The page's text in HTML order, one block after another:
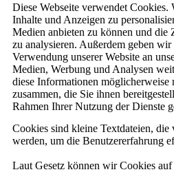
Diese Webseite verwendet
Inhalte und Anzeigen zu
Medien anbieten zu können und die
zu analysieren. Außerdem geben
Verwendung unserer Website an
Medien, Werbung und Analysen
diese Informationen möglicherweise
zusammen, die Sie ihnen
Rahmen Ihrer Nutzung der Dienste
Cookies sind kleine Textdateien, die
werden, um die Benutzererfahrung
Laut Gesetz können wir Cookies